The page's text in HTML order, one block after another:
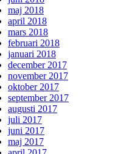
maj 2018
april 2018
mars 2018
februari 2018
januari 2018
december 2017
november 2017
oktober 2017
september 2017
augusti 2017
juli 2017
juni 2017
maj 2017